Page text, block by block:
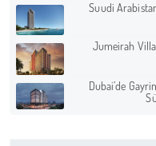
Suudi
Jumeirah
Dubai’de